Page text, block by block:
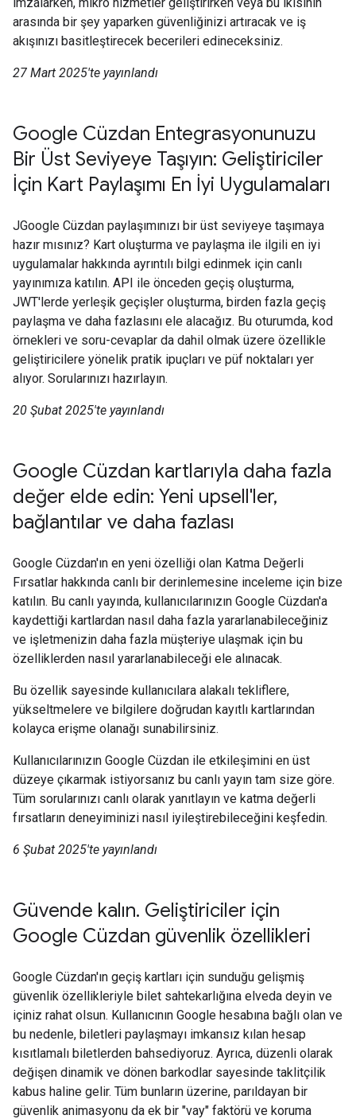
arasında bir şey yaparken güvenliğinizi artıracak ve iş
akışınızı basitleştirecek becerileri edineceksiniz.
27 Mart 2025'te yayınlandı
Google Cüzdan Entegrasyonunuzu
Bir Üst Seviyeye Taşıyın: Geliştiriciler
İçin Kart Paylaşımı En İyi Uygulamaları
JGoogle Cüzdan paylaşımınızı bir üst seviyeye taşımaya
hazır mısınız? Kart oluşturma ve paylaşma ile ilgili en iyi
uygulamalar hakkında ayrıntılı bilgi edinmek için canlı
yayınımıza katılın. API ile önceden geçiş oluşturma,
JWT'lerde yerleşik geçişler oluşturma, birden fazla geçiş
paylaşma ve daha fazlasını ele alacağız. Bu oturumda, kod
örnekleri ve soru-cevaplar da dahil olmak üzere özellikle
geliştiricilere yönelik pratik ipuçları ve püf noktaları yer
alıyor. Sorularınızı hazırlayın.
20 Şubat 2025'te yayınlandı
Google Cüzdan kartlarıyla daha fazla
değer elde edin: Yeni upsell'ler,
bağlantılar ve daha fazlası
Google Cüzdan'ın en yeni özelliği olan Katma Değerli
Fırsatlar hakkında canlı bir derinlemesine inceleme için bize
katılın. Bu canlı yayında, kullanıcılarınızın Google Cüzdan'a
kaydettiği kartlardan nasıl daha fazla yararlanabileceğiniz
ve işletmenizin daha fazla müşteriye ulaşmak için bu
özelliklerden nasıl yararlanabileceği ele alınacak.
Bu özellik sayesinde kullanıcılara alakalı tekliflere,
yükseltmelere ve bilgilere doğrudan kayıtlı kartlarından
kolayca erişme olanağı sunabilirsiniz.
Kullanıcılarınızın Google Cüzdan ile etkileşimini en üst
düzeye çıkarmak istiyorsanız bu canlı yayın tam size göre.
Tüm sorularınızı canlı olarak yanıtlayın ve katma değerli
fırsatların deneyiminizi nasıl iyileştirebileceğini keşfedin.
6 Şubat 2025'te yayınlandı
Güvende kalın. Geliştiriciler için
Google Cüzdan güvenlik özellikleri
Google Cüzdan'ın geçiş kartları için sunduğu gelişmiş
güvenlik özellikleriyle bilet sahtekarlığına elveda deyin ve
içiniz rahat olsun. Kullanıcının Google hesabına bağlı olan ve
bu nedenle, biletleri paylaşmayı imkansız kılan hesap
kısıtlamalı biletlerden bahsediyoruz. Ayrıca, düzenli olarak
değişen dinamik ve dönen barkodlar sayesinde taklitçilik
kabus haline gelir. Tüm bunların üzerine, parıldayan bir
güvenlik animasyonu da ek bir "vay" faktörü ve koruma